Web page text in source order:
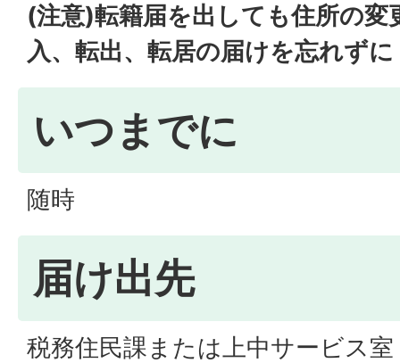
(注意)転籍届を出しても住所の変
入、転出、転居の届けを忘れずに
いつまでに
随時
届け出先
税務住民課または上中サービス室